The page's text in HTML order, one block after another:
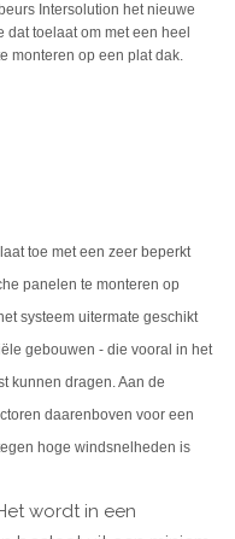
Intersolution het nieuwe
toelaat om met een heel
monteren op een plat dak.
toe met een zeer beperkt
panelen te monteren op
systeem uitermate geschikt
gebouwen - die vooral in het
kunnen dragen. Aan de
daarenboven voor een
hoge windsnelheden is
wordt in een